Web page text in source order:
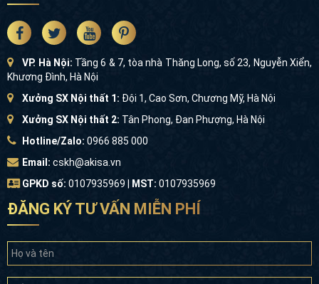
VP. Hà Nội: Tầng 6 & 7, tòa nhà Thăng Long, số 23, Nguyễn Xiển,
Khương Đình, Hà Nội
Xưởng SX Nội thất 1: Đội 1, Cao Sơn, Chương Mỹ, Hà Nội
Xưởng SX Nội thất 2: Tân Phong, Đan Phượng, Hà Nội
Hotline/Zalo: 0966 885 000
Email: cskh@akisa.vn
GPKD số: 0107935969 | MST: 0107935969
ĐĂNG KÝ TƯ VẤN MIỄN PHÍ